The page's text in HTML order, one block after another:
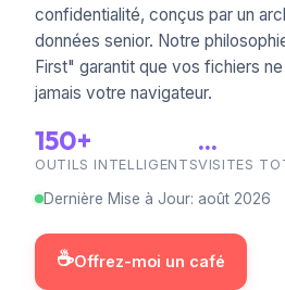
confidentialité, conçus par un
données senior. Notre
First" garantit que vos fichiers
jamais votre navigateur.
150+
OUTILS INTELLIGENTS
...
VISITES
Dernière Mise à Jour: août 2026
☕Offrez-moi un café